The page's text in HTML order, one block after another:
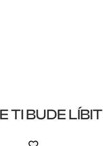
TI BUDE LÍBIT